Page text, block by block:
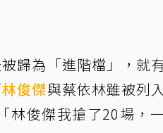
歸為「進階檔」，就
林俊傑與蔡依林雖被列
林俊傑我搶了20場，